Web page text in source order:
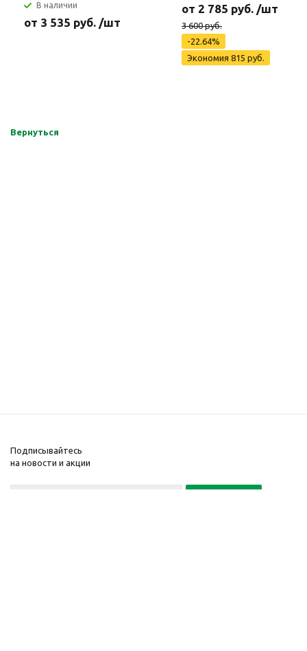
В наличии
от 3 535 руб. /шт
от 2 785 руб. /шт
3 600 руб.
-22.64%
Экономия 815 руб.
Вернуться
Подписывайтесь
на новости и акции